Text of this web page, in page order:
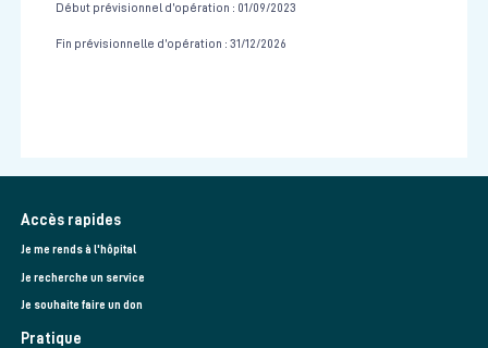
Début prévisionnel d’opération : 01/09/2023
Fin prévisionnelle d’opération : 31/12/2026
Accès rapides
Je me rends à l'hôpital
Je recherche un service
Je souhaite faire un don
Pratique